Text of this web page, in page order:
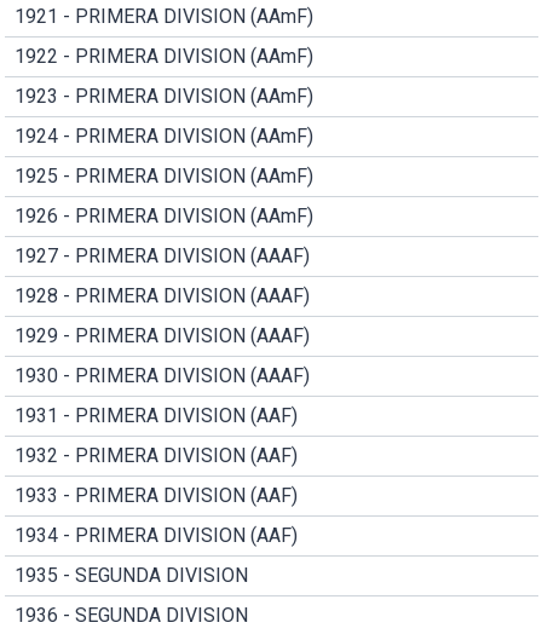
1921 - PRIMERA DIVISION (AAmF)
1922 - PRIMERA DIVISION (AAmF)
1923 - PRIMERA DIVISION (AAmF)
1924 - PRIMERA DIVISION (AAmF)
1925 - PRIMERA DIVISION (AAmF)
1926 - PRIMERA DIVISION (AAmF)
1927 - PRIMERA DIVISION (AAAF)
1928 - PRIMERA DIVISION (AAAF)
1929 - PRIMERA DIVISION (AAAF)
1930 - PRIMERA DIVISION (AAAF)
1931 - PRIMERA DIVISION (AAF)
1932 - PRIMERA DIVISION (AAF)
1933 - PRIMERA DIVISION (AAF)
1934 - PRIMERA DIVISION (AAF)
1935 - SEGUNDA DIVISION
1936 - SEGUNDA DIVISION